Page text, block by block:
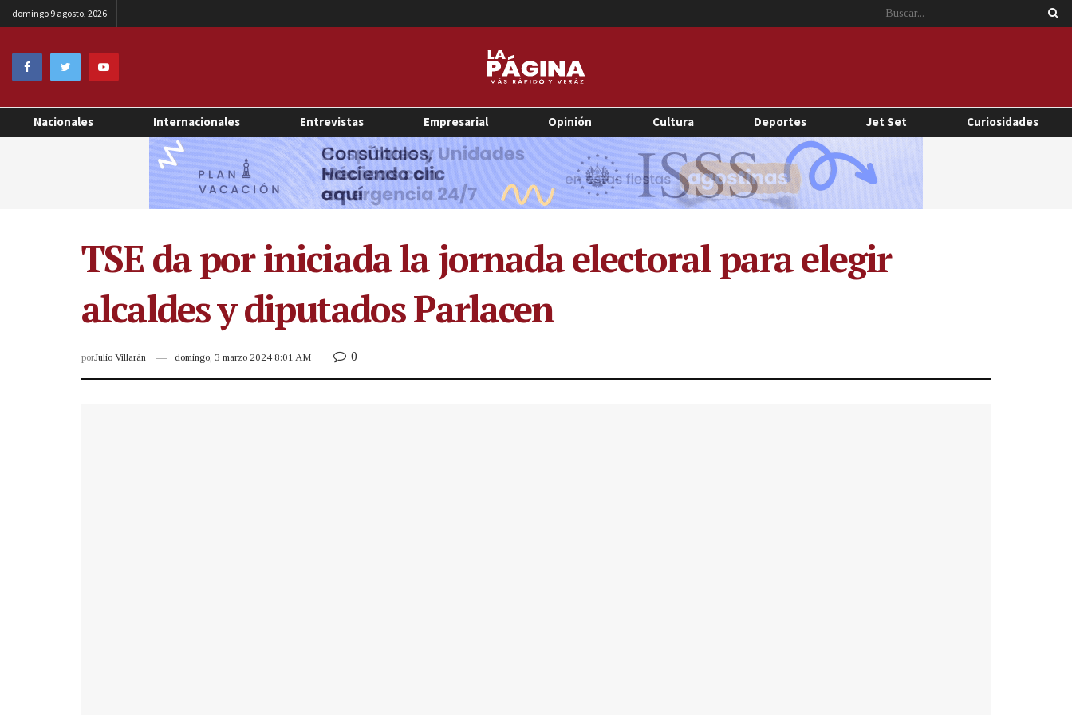
domingo 9 agosto, 2026
Nacionales Internacionales Entrevistas Empresarial Opinión Cultura Deportes Jet Set Curiosidades
TSE da por iniciada la jornada electoral para elegir
alcaldes y diputados Parlacen
porJulio Villarán domingo, 3 marzo 2024 8:01 AM 0